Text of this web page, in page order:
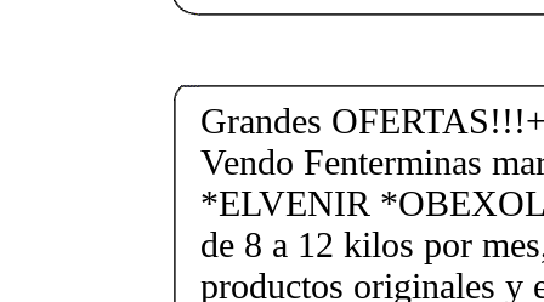
Grandes
Vendo Fenterminas
*ELVENIR
de 8 a 12 kilos por
productos originales y